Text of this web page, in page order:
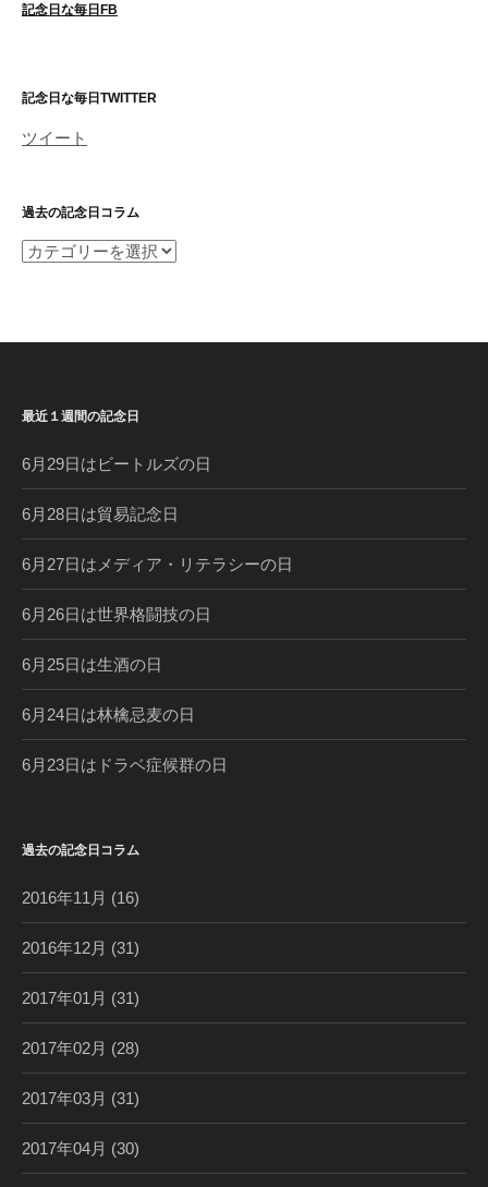
記念日な毎日FB
記念日な毎日TWITTER
ツイート
過去の記念日コラム
過
コ
ム
最近１週間の記念日
6月29日はビートルズの日
6月28日は貿易記念日
6月27日はメディア・リテラシーの日
6月26日は世界格闘技の日
6月25日は生酒の日
6月24日は林檎忌麦の日
6月23日はドラベ症候群の日
過去の記念日コラム
2016年11月 (16)
2016年12月 (31)
2017年01月 (31)
2017年02月 (28)
2017年03月 (31)
2017年04月 (30)